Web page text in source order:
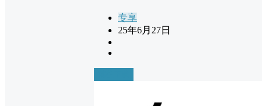
专享
25年6月27日